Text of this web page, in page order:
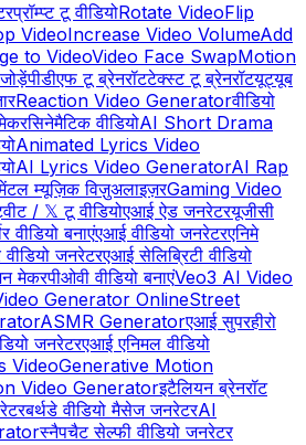
प्रॉम्प्ट टू वीडियोRotate VideoFlip
VideoIncrease Video VolumeAdd
to VideoVideo Face SwapMotion
पीडीएफ टू ब्रेनरॉटटेक्स्ट टू ब्रेनरॉटयूट्यूब
Reaction Video Generatorवीडियो
सिनेमैटिक वीडियोAI Short Drama
Animated Lyrics Video
AI Lyrics Video GeneratorAI Rap
म्यूज़िक विज़ुअलाइज़रGaming Video
/ 𝕏 टू वीडियोएआई ऐड जनरेटरयूजीसी
वीडियो बनाएंएआई वीडियो जनरेटरएनिमे
वीडियो जनरेटरएआई सेलिब्रिटी वीडियो
मेकरपीओवी वीडियो बनाएंVeo3 AI Video
Generator OnlineStreet
ASMR Generatorएआई सुपरहीरो
जनरेटरएआई एनिमल वीडियो
VideoGenerative Motion
Video Generatorइटैलियन ब्रेनरॉट
बर्थडे वीडियो मैसेज जनरेटरAI
स्नैपचैट सेल्फी वीडियो जनरेटर